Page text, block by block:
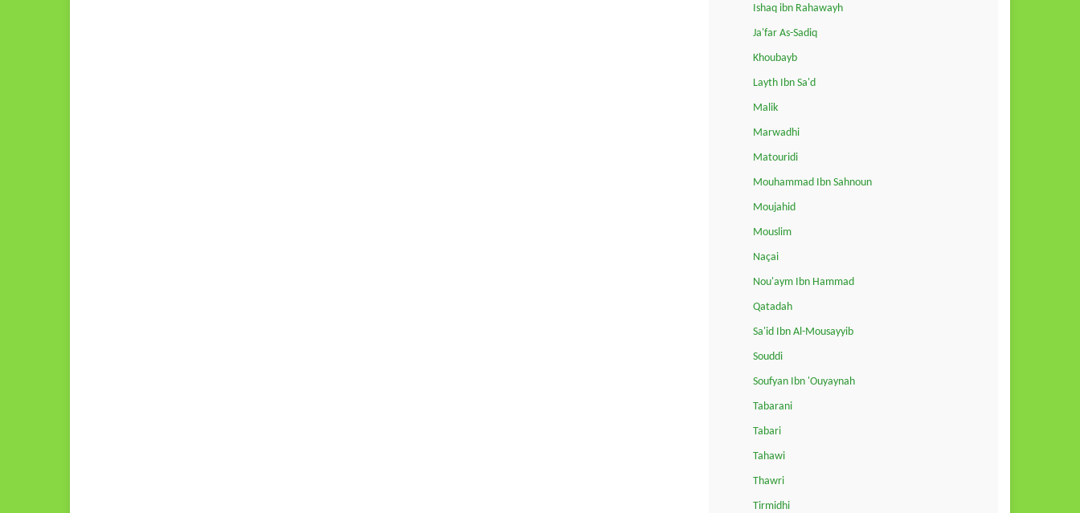
Ishaq ibn Rahawayh
Ja'far As-Sadiq
Khoubayb
Layth Ibn Sa'd
Malik
Marwadhi
Matouridi
Mouhammad Ibn Sahnoun
Moujahid
Mouslim
Naçai
Nou'aym Ibn Hammad
Qatadah
Sa'id Ibn Al-Mousayyib
Souddi
Soufyan Ibn 'Ouyaynah
Tabarani
Tabari
Tahawi
Thawri
Tirmidhi